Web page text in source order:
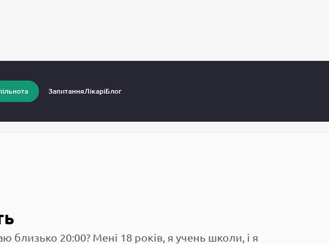
ЗапитанняЛікаріБлог
до лікарів
20:00? Мені 18 років, я учень школи, і я